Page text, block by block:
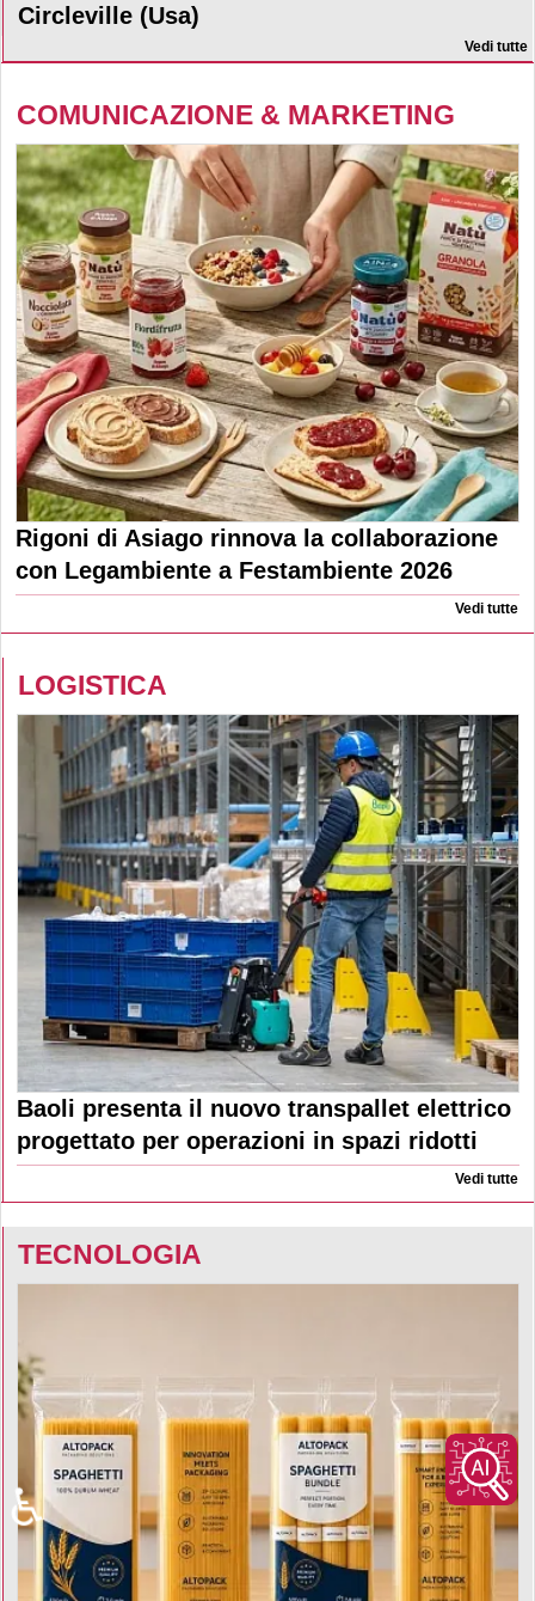
Circleville (Usa)
Vedi tutte
COMUNICAZIONE & MARKETING
Rigoni di Asiago rinnova la collaborazione
con Legambiente a Festambiente 2026
Vedi tutte
LOGISTICA
Baoli presenta il nuovo transpallet elettrico
progettato per operazioni in spazi ridotti
Vedi tutte
TECNOLOGIA